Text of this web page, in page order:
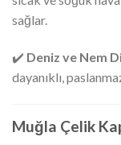
sağlar.
✔️ Deniz ve Nem
dayanıklı,
Muğla Çelik